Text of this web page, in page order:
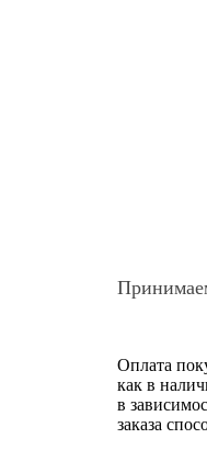
Оплата
как в
в
заказа